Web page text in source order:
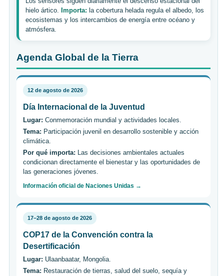
hielo ártico. Importa: la cobertura helada regula el albedo, los
ecosistemas y los intercambios de energía entre océano y
atmósfera.
Agenda Global de la Tierra
12 de agosto de 2026
Día Internacional de la Juventud
Lugar: Conmemoración mundial y actividades locales.
Tema: Participación juvenil en desarrollo sostenible y acción
climática.
Por qué importa: Las decisiones ambientales actuales
condicionan directamente el bienestar y las oportunidades de
las generaciones jóvenes.
Información oficial de Naciones Unidas →
17–28 de agosto de 2026
COP17 de la Convención contra la
Desertificación
Lugar: Ulaanbaatar, Mongolia.
Tema: Restauración de tierras, salud del suelo, sequía y